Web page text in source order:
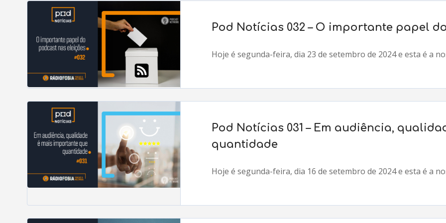
Pod Notícias 032 – O importante papel
Hoje é segunda-feira, dia 23 de setembro de 2024 e esta é a
Pod Notícias 031 – Em audiência,
quantidade
Hoje é segunda-feira, dia 16 de setembro de 2024 e esta é a